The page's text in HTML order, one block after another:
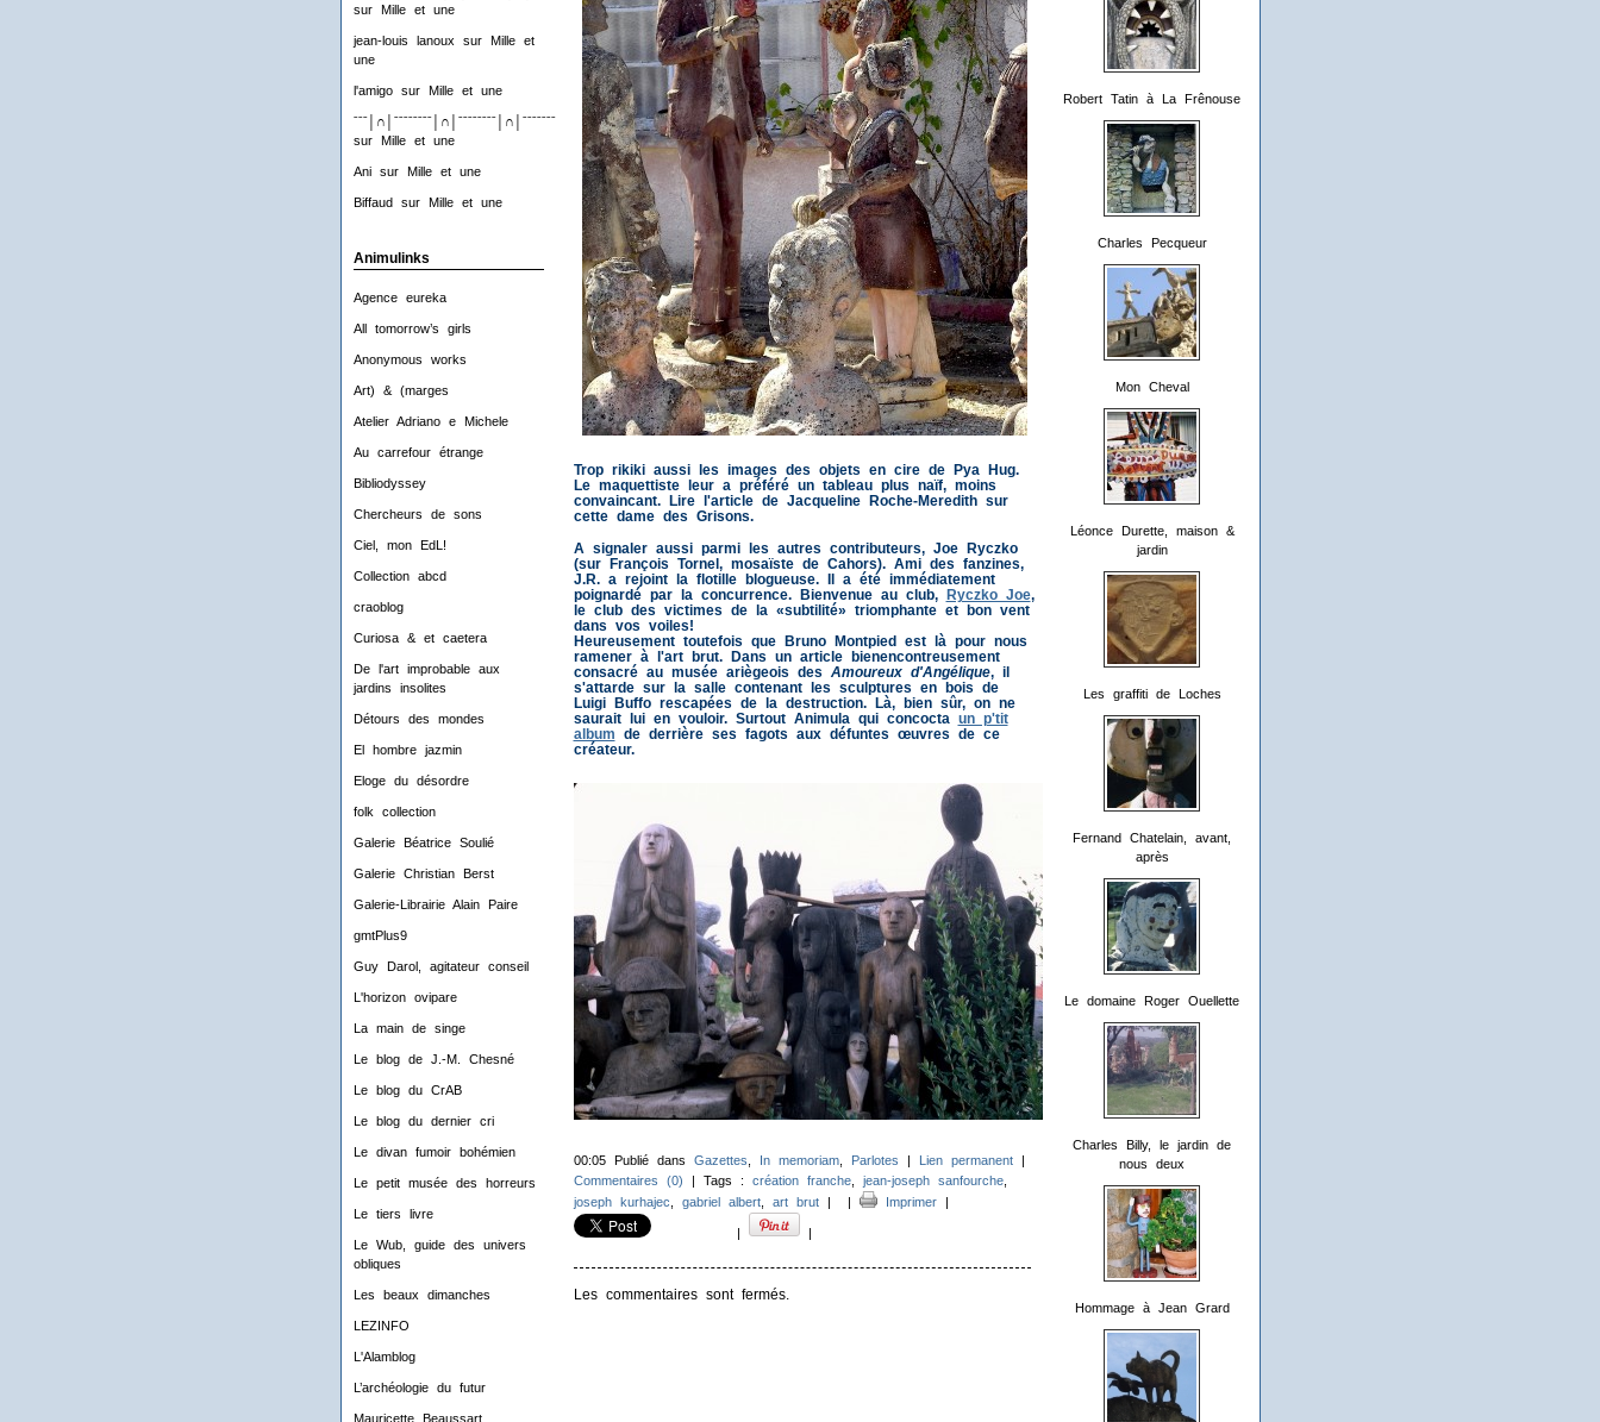
sur
Mille et une
jean-louis lanoux sur
Mille et
une
l'amigosur Mille et une
ˉˉˉ│∩│ˉˉˉˉˉˉˉˉ│∩│ˉˉˉˉˉˉˉˉ│∩│ˉˉˉˉˉˉˉˉ│∩│ˉˉˉ
sur
Mille et une
Anisur Mille et une
Biffaud sur Mille et une
Animulinks
Agence eureka
All tomorrow’s girls
Anonymous works
Art) & (marges
Atelier Adriano e Michele
Au carrefour étrange
Bibliodyssey
Chercheurs de sons
Ciel, mon EdL!
Collection abcd
craoblog
Curiosa & et caetera
De l'art improbable aux
jardins insolites
Détours des mondes
El hombre jazmin
Eloge du désordre
folk collection
Galerie Béatrice Soulié
Galerie Christian Berst
Galerie-Librairie Alain Paire
gmtPlus9
Guy Darol, agitateur conseil
L'horizon ovipare
La main de singe
Le blog de J.-M. Chesné
Le blog du CrAB
Le blog du dernier cri
Le divan fumoir bohémien
Le petit musée des horreurs
Le tiers livre
Le Wub, guide des univers
obliques
Les beaux dimanches
LEZINFO
L'Alamblog
L’archéologie du futur
Mauricette Beaussart
Robert Tatin à La Frênouse
Charles Pecqueur
Mon Cheval
Léonce Durette, maison &
jardin
Les graffiti de Loches
Fernand Chatelain, avant,
après
Le domaine Roger Ouellette
Charles Billy, le jardin de
nous deux
Hommage à Jean Grard
Trop rikiki aussi les images des objets en cire de Pya Hug.
Le maquettiste leur a préféré un tableau plus naïf, moins
convaincant. Lire l'article de Jacqueline Roche-Meredith sur
cette dame des Grisons.
A signaler aussi parmi les autres contributeurs, Joe Ryczko
(sur François Tornel, mosaïste de Cahors). Ami des fanzines,
J.R. a rejoint la flotille blogueuse. Il a été immédiatement
poignardé par la concurrence. Bienvenue au club, Ryczko Joe,
le club des victimes de la «subtilité» triomphante et bon vent
dans vos voiles!
Heureusement toutefois que Bruno Montpied est là pour nous
ramener à l'art brut. Dans un article bienencontreusement
consacré au musée ariègeois des Amoureux d'Angélique, il
s'attarde sur la salle contenant les sculptures en bois de
Luigi Buffo rescapées de la destruction. Là, bien sûr, on ne
saurait lui en vouloir. Surtout Animula qui concocta un p'tit
album de derrière ses fagots aux défuntes œuvres de ce
créateur.
00:05 Publié dans Gazettes In memoriam, Parlotes | Lien permanent|
Commentaires (0) | Tags : création franche, jean-joseph sanfourche,
joseph kurhajec
gabriel albert, art brut| | Imprimer|
| |
Les commentaires sont fermés.